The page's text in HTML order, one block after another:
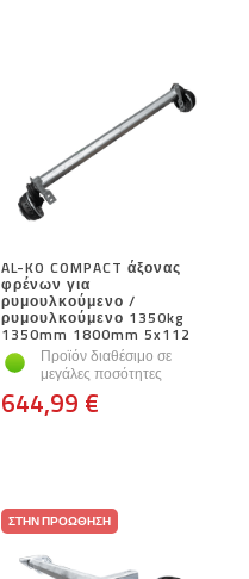
AL-KO COMPACT άξονας
φρένων για
ρυμουλκούμενο /
ρυμουλκούμενο 1350kg
1350mm 1800mm 5x112
Προϊόν διαθέσιμο σε
μεγάλες ποσότητες
644,99 €
ΣΤΗΝ ΠΡΟΏΘΗΣΗ